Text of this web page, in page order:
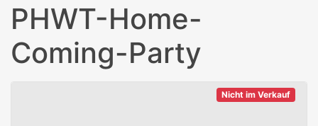
PHWT-Home-
Coming-Party
Nicht im Verkauf